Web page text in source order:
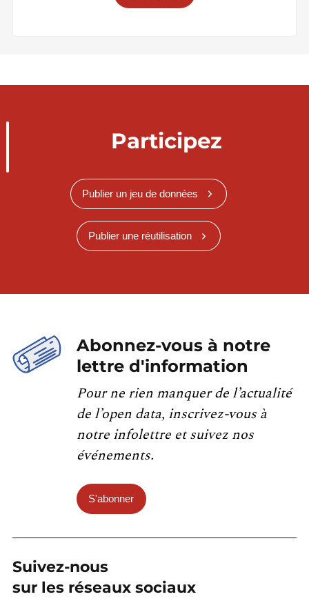
Participez
Publier un jeu de données
Publier une réutilisation
Abonnez-vous à notre
lettre d'information
Pour ne rien manquer de l’actualité
de l’open data, inscrivez-vous à
notre infolettre et suivez nos
événements.
S'abonner
Suivez-nous
sur les réseaux sociaux